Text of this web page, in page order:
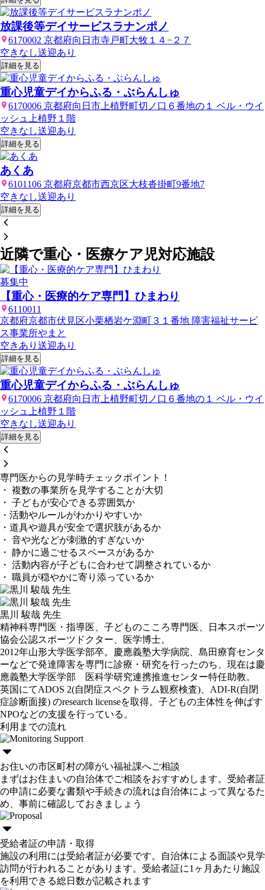
放課後等デイサービスラナンポノ
6170002 京都府向日市寺戸町大牧１４−２７
空きなし送迎あり
詳細を見る
重心児童デイからふる・ぶらんしゅ
6170006 京都府向日市上植野町切ノ口６番地の１ ベル・ウイ
ッシュ上植野１階
空きなし送迎あり
詳細を見る
あくあ
6101106 京都府京都市西京区大枝沓掛町9番地7
空きなし送迎あり
詳細を見る
近隣で重心・医療ケア児対応施設
募集中
【重心・医療的ケア専門】ひまわり
6110011
京都府京都市伏見区小栗栖岩ケ淵町３１番地 障害福祉サービ
ス事業所やまと
空きあり 送迎あり
詳細を見る
重心児童デイからふる・ぶらんしゅ
6170006 京都府向日市上植野町切ノ口６番地の１ ベル・ウイ
ッシュ上植野１階
空きなし送迎あり
詳細を見る
専門医からの見学時チェックポイント！
・ 複数の事業所を見学することが大切
・ 子どもが安心できる雰囲気か
・活動やルールがわかりやすいか
・道具や遊具が安全で選択肢があるか
・ 音や光などが刺激的すぎないか
・ 静かに過ごせるスペースがあるか
・ 活動内容が子どもに合わせて調整されているか
・ 職員が穏やかに寄り添っているか
黒川 駿哉 先生
精神科専門医・指導医、子どものこころ専門医、日本スポーツ
協会公認スポーツドクター、医学博士。
2012年山形大学医学部卒。慶應義塾大学病院、島田療育センタ
ーなどで発達障害を専門に診療・研究を行ったのち、現在は慶
應義塾大学医学部 医科学研究連携推進センター特任助教。
英国にてADOS 2(自閉症スペクトラム観察検査)、ADI-R(自閉
症診断面接) のresearch licenseを取得。子どもの主体性を伸ばす
NPOなどの支援を行っている。
利用までの流れ
お住いの市区町村の障がい福祉課へご相談
まずはお住まいの自治体でご相談をおすすめします。受給者証
の申請に必要な書類や手続きの流れは自治体によって異なるた
め、事前に確認しておきましょう
受給者証の申請・取得
施設の利用には受給者証が必要です。自治体による面談や見学
訪問が行われることがあります。受給者証に1ヶ月あたり施設
を利用できる総日数が記載されます